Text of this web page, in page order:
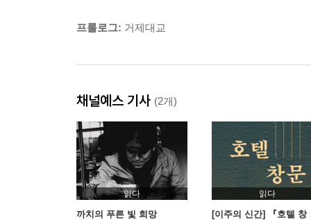
프롤로그: 거제대교
채널예스 기사 (2개)
읽다
까치의 푸른 빛 희망
읽다
[이주의 신간] 『호텔 창